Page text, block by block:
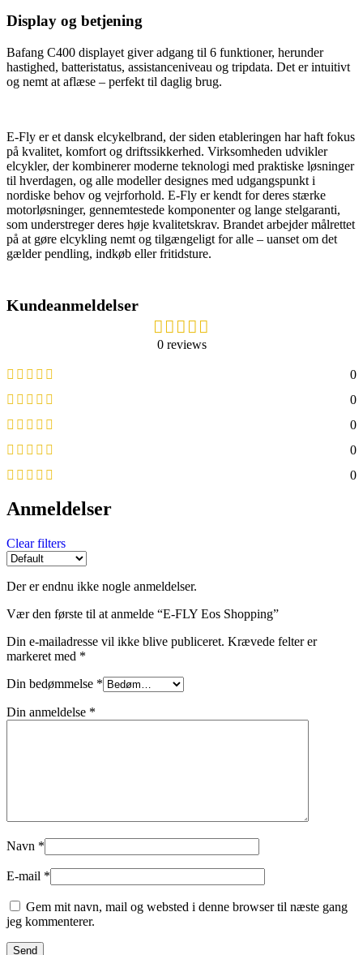
Display og betjening
Bafang C400 displayet giver adgang til 6 funktioner, herunder
hastighed, batteristatus, assistanceniveau og tripdata. Det er intuitivt
og nemt at aflæse – perfekt til daglig brug.
E‑Fly er et dansk elcykelbrand, der siden etableringen har haft fokus
på kvalitet, komfort og driftssikkerhed. Virksomheden udvikler
elcykler, der kombinerer moderne teknologi med praktiske løsninger
til hverdagen, og alle modeller designes med udgangspunkt i
nordiske behov og vejrforhold. E‑Fly er kendt for deres stærke
motorløsninger, gennemtestede komponenter og lange stelgaranti,
som understreger deres høje kvalitetskrav. Brandet arbejder målrettet
på at gøre elcykling nemt og tilgængeligt for alle – uanset om det
gælder pendling, indkøb eller fritidsture.
Kundeanmeldelser
0 reviews
0
0
0
0
0
Anmeldelser
Clear filters
Der er endnu ikke nogle anmeldelser.
Vær den første til at anmelde “E-FLY Eos Shopping”
Din e-mailadresse vil ikke blive publiceret. Krævede felter er
markeret med *
Din bedømmelse *
Din anmeldelse *
Navn *
E-mail *
Gem mit navn, mail og websted i denne browser til næste gang
jeg kommenterer.